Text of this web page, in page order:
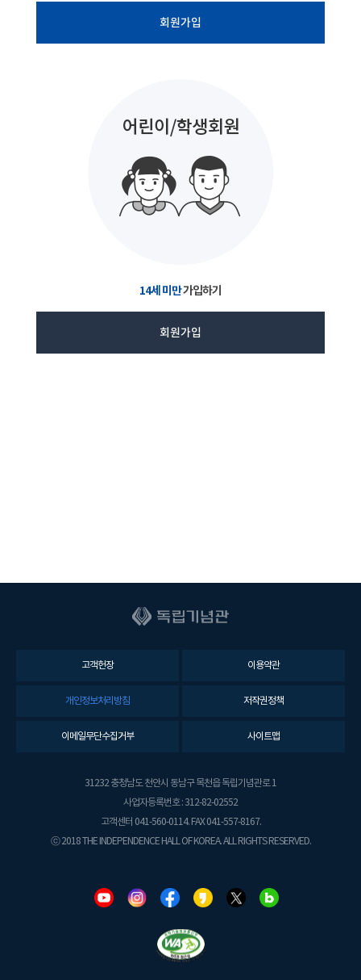
회원가입
14세 미만가입하기
회원가입
고객헌장 이용약관
개인정보처리방침 저작권정책
이메일무단수집거부 사이트맵
31232 충청남도 천안시 동남구 목천읍 독립기념관로 1
사업자등록번호 : 312-82-02552
고객센터 041-560-0114. FAX 041-557-8167.
ⓒ 2018 THE INDEPENDENCE HALL OF KOREA. ALL RIGHTS RESERVED.